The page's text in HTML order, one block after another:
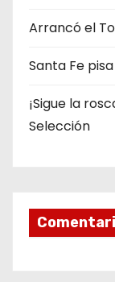
Arrancó el
Santa Fe
¡Sigue la
Selección